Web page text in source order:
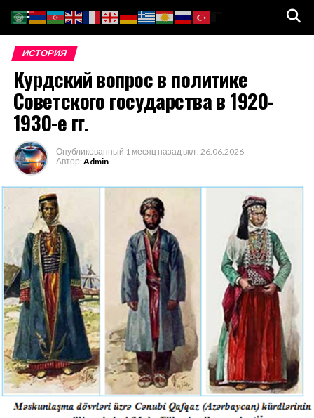
ИСТОРИЯ
Курдский вопрос в политике
Советского государства в 1920-
1930-е гг.
Опубликованный 1 месяц назад вкл . 26.06.2026
Автор: Admin
Go to mobile version